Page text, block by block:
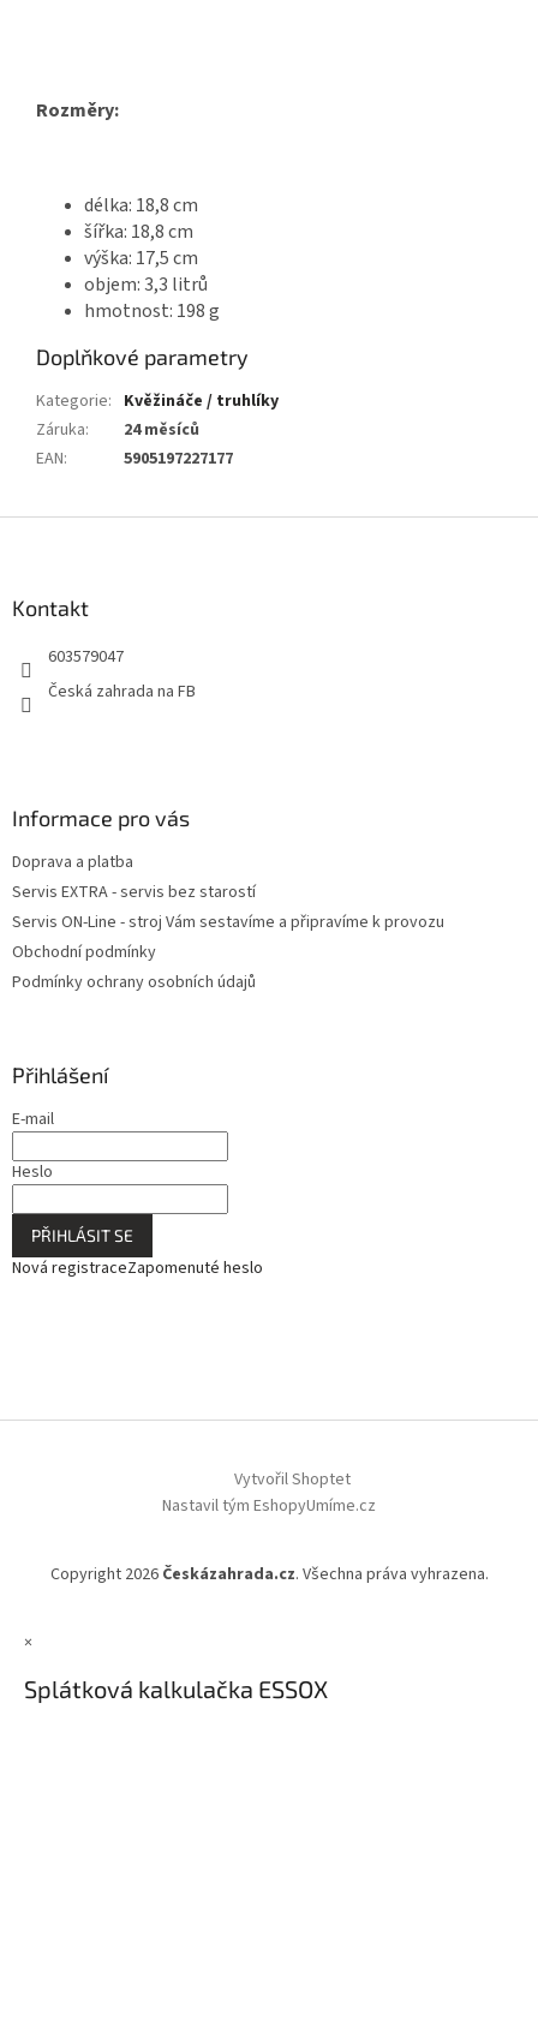
Rozměry:
délka: 18,8 cm
šířka: 18,8 cm
výška: 17,5 cm
objem: 3,3 litrů
hmotnost: 198 g
Doplňkové parametry
Kategorie: Kvěžináče / truhlíky
Záruka:
24 měsíců
EAN: 5905197227177
Kontakt
603579047
Česká zahrada na FB
Informace pro vás
Doprava a platba
Servis EXTRA - servis bez starostí
Servis ON-Line - stroj Vám sestavíme a připravíme k provozu
Obchodní podmínky
Podmínky ochrany osobních údajů
Přihlášení
E-mail
Heslo
PŘIHLÁSIT SE
Nová registraceZapomenuté heslo
Vytvořil Shoptet
Nastavil tým EshopyUmíme.cz
Copyright 2026 Českázahrada.cz. Všechna práva vyhrazena.
×
Splátková kalkulačka ESSOX